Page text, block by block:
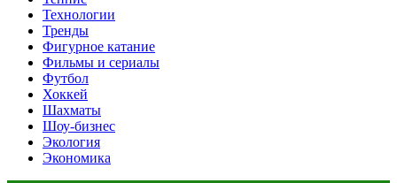
Технологии
Тренды
Фигурное катание
Фильмы и сериалы
Футбол
Хоккей
Шахматы
Шоу-бизнес
Экология
Экономика